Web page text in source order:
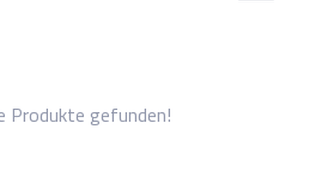
Produkte gefunden!